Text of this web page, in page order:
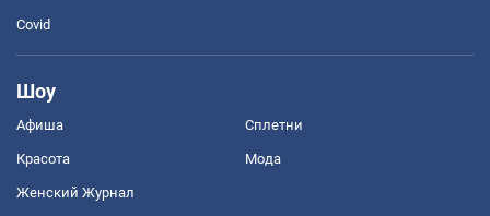
Covid
Шоу
Афиша Сплетни
Красота Мода
Женский Журнал